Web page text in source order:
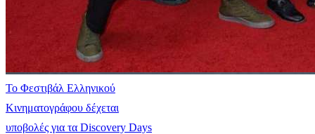
Το Φεστιβάλ Ελληνικού
Κινηματογράφου δέχεται
υποβολές για τα Discovery Days